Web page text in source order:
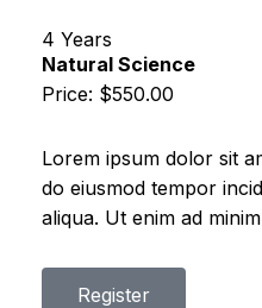
4 Years
Natural Science
Price: $550.00
Lorem ipsum dolor sit
do eiusmod tempor
aliqua. Ut enim ad
Register